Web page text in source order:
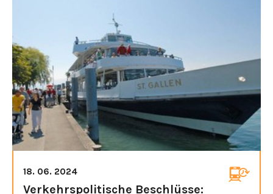
18. 06. 2024
Verkehrspolitische Beschlüsse: